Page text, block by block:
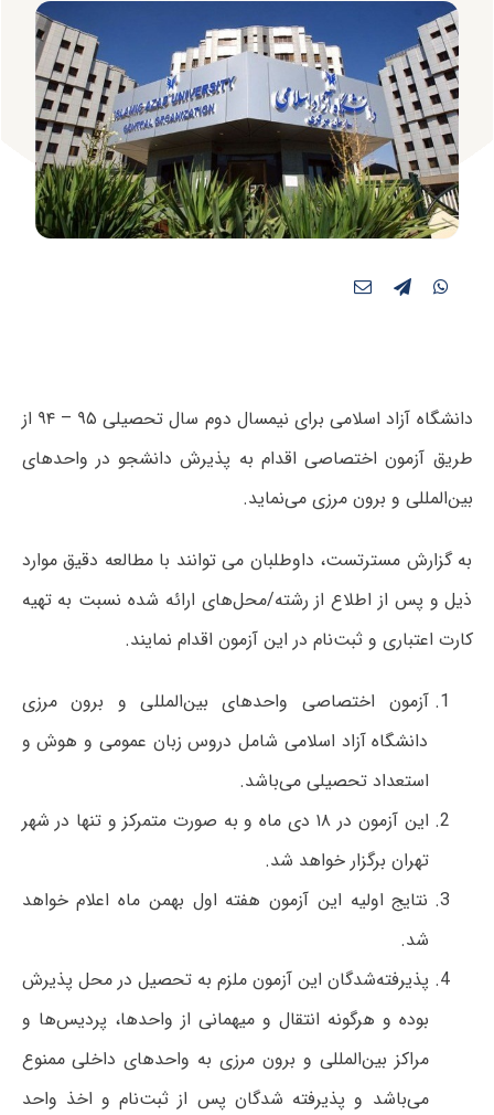
دانشگاه آزاد اسلامی برای نیمسال دوم سال تحصیلی ۹۵ – ۹۴ از
طریق آزمون اختصاصی اقدام به پذیرش دانشجو در واحدهای
بین‌المللی و برون مرزی می‌نماید.
به گزارش مسترتست، داوطلبان می توانند با مطالعه دقیق موارد
ذیل و پس از اطلاع از رشته/محل‌های ارائه شده نسبت به تهیه
کارت اعتباری و ثبت‌نام در این آزمون اقدام نمایند.
آزمون اختصاصی واحدهای بین‌المللی و برون مرزی
دانشگاه آزاد اسلامی شامل دروس زبان عمومی و هوش و
استعداد تحصیلی می‌باشد.
این آزمون در ۱۸ دی ماه و به صورت متمرکز و تنها در شهر
تهران برگزار خواهد شد.
نتایج اولیه این آزمون هفته اول بهمن ماه اعلام خواهد
شد.
پذیرفته‌شدگان این آزمون ملزم به تحصیل در محل پذیرش
بوده و هرگونه انتقال و میهمانی از واحدها، پردیس‌ها و
مراکز بین‌المللی و برون مرزی به واحدهای داخلی ممنوع
می‌باشد و پذیرفته شدگان پس از ثبت‌نام و اخذ واحد